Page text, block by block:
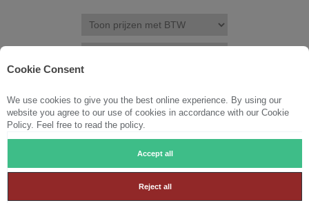
Cookie Consent
We use cookies to give you the best online experience. By using our
website you agree to our use of cookies in accordance with our Cookie
Policy. Feel free to read the policy.
Accept all
Reject all
REGISTREREN INLOGGEN VERLANGLIJST (0)
WINKELWAGEN 0